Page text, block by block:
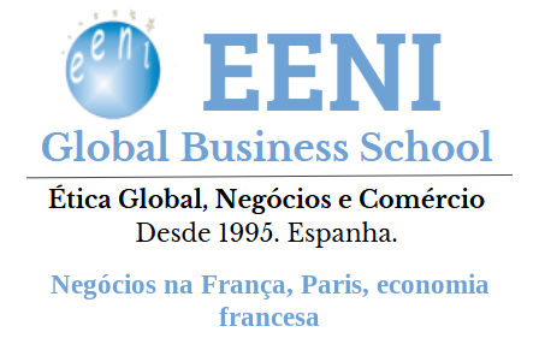
Negócios na França, Paris, economia
francesa